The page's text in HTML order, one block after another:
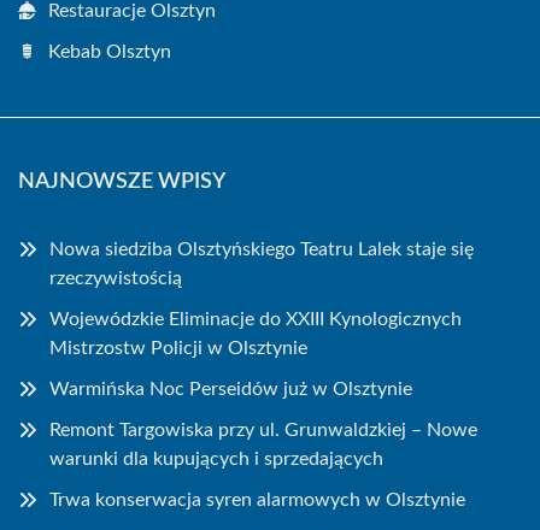
Restauracje Olsztyn
Kebab Olsztyn
NAJNOWSZE WPISY
Nowa siedziba Olsztyńskiego Teatru Lalek staje się
rzeczywistością
Wojewódzkie Eliminacje do XXIII Kynologicznych
Mistrzostw Policji w Olsztynie
Warmińska Noc Perseidów już w Olsztynie
Remont Targowiska przy ul. Grunwaldzkiej – Nowe
warunki dla kupujących i sprzedających
Trwa konserwacja syren alarmowych w Olsztynie